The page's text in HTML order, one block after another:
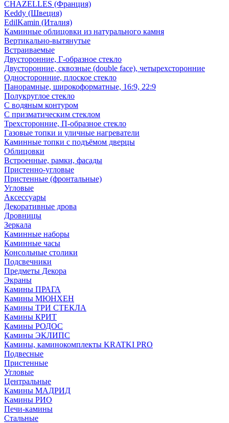
CHAZELLES (Франция)
Keddy (Швеция)
EdilKamin (Италия)
Каминные облицовки из натурального камня
Вертикально-вытянутые
Встраиваемые
Двусторонние, Г-образное стекло
Двусторонние, сквозные (double face), четырехсторонние
Односторонние, плоское стекло
Панорамные, широкоформатные, 16:9, 22:9
Полукруглое стекло
С водяным контуром
С призматическим стеклом
Трехсторонние, П-образное стекло
Газовые топки и уличные нагреватели
Каминные топки с подъёмом дверцы
Облицовки
Встроенные, рамки, фасады
Пристенно-угловые
Пристенные (фронтальные)
Угловые
Аксессуары
Декоративные дрова
Дровницы
Зеркала
Каминные наборы
Каминные часы
Консольные столики
Подсвечники
Предметы Декора
Экраны
Камины ПРАГА
Камины МЮНХЕН
Камины ТРИ СТЕКЛА
Камины КРИТ
Камины РОДОС
Камины ЭКЛИПС
Камины, каминокомплекты KRATKI PRO
Подвесные
Пристенные
Угловые
Центральные
Камины МАДРИД
Камины РИО
Печи-камины
Стальные